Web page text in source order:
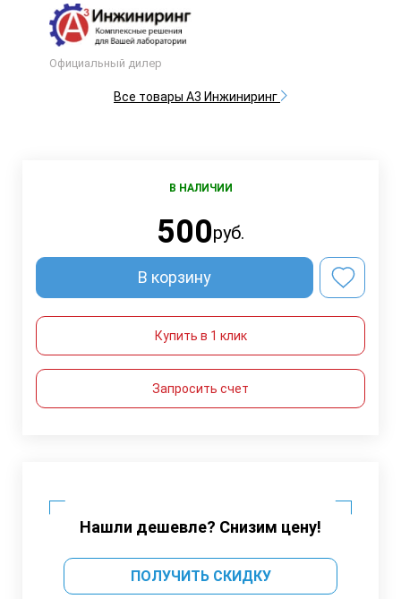
Официальный дилер
Все товары А3 Инжиниринг
В НАЛИЧИИ
500руб.
В корзину
Купить в 1 клик
Запросить счет
Нашли дешевле? Снизим цену!
ПОЛУЧИТЬ СКИДКУ